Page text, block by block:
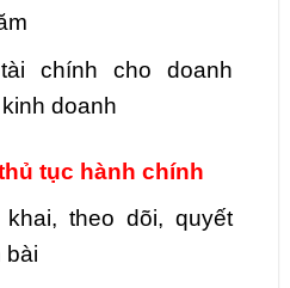
chính cho doanh
doanh
tục hành chính
theo dõi, quyết
bài